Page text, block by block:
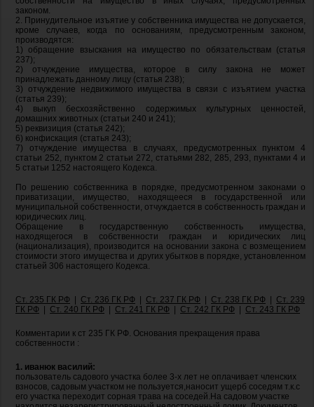
законом.
2. Принудительное изъятие у собственника имущества не допускается,
кроме случаев, когда по основаниям, предусмотренным законом,
производятся:
1) обращение взыскания на имущество по обязательствам (статья
237);
2) отчуждение имущества, которое в силу закона не может
принадлежать данному лицу (статья 238);
3) отчуждение недвижимого имущества в связи с изъятием участка
(статья 239);
4) выкуп бесхозяйственно содержимых культурных ценностей,
домашних животных (статьи 240 и 241);
5) реквизиция (статья 242);
6) конфискация (статья 243);
7) отчуждение имущества в случаях, предусмотренных пунктом 4
статьи 252, пунктом 2 статьи 272, статьями 282, 285, 293, пунктами 4 и
5 статьи 1252 настоящего Кодекса.
По решению собственника в порядке, предусмотренном законами о
приватизации, имущество, находящееся в государственной или
муниципальной собственности, отчуждается в собственность граждан и
юридических лиц.
Обращение в государственную собственность имущества,
находящегося в собственности граждан и юридических лиц
(национализация), производится на основании закона с возмещением
стоимости этого имущества и других убытков в порядке, установленном
статьей 306 настоящего Кодекса.
Ст. 235 ГК РФ Ст. 236 ГК РФ Ст. 237 ГК РФ Ст. 238 ГК РФ
Ст. 239
ГК РФ
Ст. 240 ГК РФ Ст. 241 ГК РФ Ст. 242 ГК РФ Ст. 243 ГК РФ
Комментарии к ст 235 ГК РФ. Основания прекращения права
собственности :
1. иванюк василий:
пользователь садового участка более 3-х лет не оплачивает членских
взносов, садовым участком не пользуется,наносит ущерб соседям т.к.с
его участка переходит сорная трава на соседей.На садовом участке